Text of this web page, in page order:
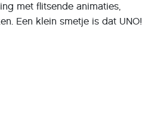
met flitsende animaties,
Een klein smetje is dat UNO!